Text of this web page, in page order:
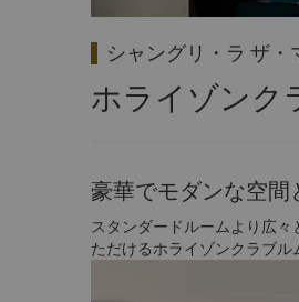
シャングリ・ラ ザ
ホライゾンク
豪華でモダンな空
スタンダードルームより広
ただけるホライゾンクラブル